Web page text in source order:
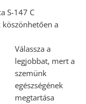
S-147 C
a
Válassza a
legjobbat, mert a
szemünk
egészségének
megtartása